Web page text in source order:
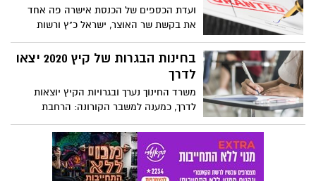
דמי האבטלה והמקדמות שהביטוח הלאומי
שילם מתחילת משבר הקורונה: 8.1 מיליארד
₪. באשדוד: 41 אחוז מהמבוטלים הודיעו על
חזרה לעבודה
ועדת הכספים של הכנסת אישרה פה אחד
את בקשת שר האוצר, ישראל כ"ץ ורשות
המסים לתקן את תקנה 3 לתקנות מע"מ, כך
שיקבע כי מענק הסיוע לעסקים בשל
השתתפות בהוצאות קבועות, לא ייחשב כחלק
ממחיר עסקאותיו של העוסק הזכאי למענק
ולכן לא יחול לגביו מע"מ
בחינות הבגרות של קיץ 2020 יצאו
לדרך
משרד החינוך נערך ובגרויות הקיץ יוצאות
לדרך, כמענה למשבר הקורונה: הרחבת
הבחירה, צמצום בחינות, לוח בחינות מרווח,
מיקוד של חומרי הלמידה ומועדי היבחנות
חלופיים